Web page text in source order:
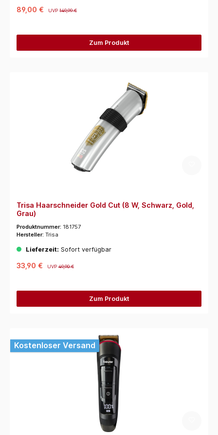
89,00 € UVP149,99 €
Zum Produkt
Trisa Haarschneider Gold Cut (8 W, Schwarz, Gold,
Grau)
Produktnummer: 181757
Hersteller: Trisa
Lieferzeit: Sofort verfügbar
33,90 € UVP49,90 €
Zum Produkt
Kostenloser Versand